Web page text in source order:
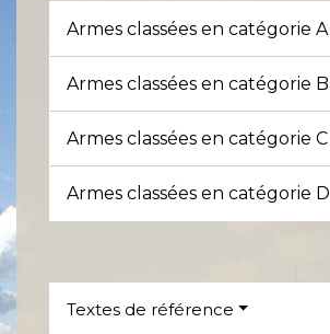
Armes classées en catégorie A
Armes classées en catégorie B
Armes classées en catégorie C
Armes classées en catégorie D
Textes de référence